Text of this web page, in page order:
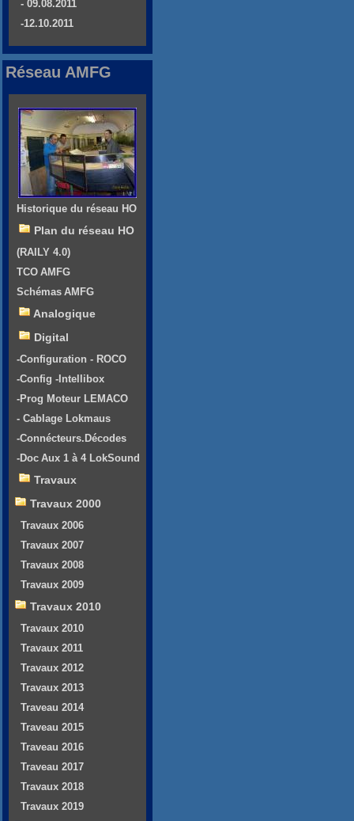
- 09.08.2011
-12.10.2011
Réseau AMFG
Historique du réseau HO
Plan du réseau HO
(RAILY 4.0)
TCO AMFG
Schémas AMFG
Analogique
Digital
-Configuration - ROCO
-Config -Intellibox
-Prog Moteur LEMACO
- Cablage Lokmaus
-Connécteurs.Décodes
-Doc Aux 1 à 4 LokSound
Travaux
Travaux 2000
Travaux 2006
Travaux 2007
Travaux 2008
Travaux 2009
Travaux 2010
Travaux 2010
Travaux 2011
Travaux 2012
Travaux 2013
Traveau 2014
Traveau 2015
Traveau 2016
Traveau 2017
Travaux 2018
Travaux 2019